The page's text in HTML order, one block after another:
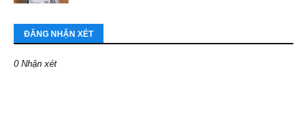
ĐĂNG NHẬN XÉT
0 Nhận xét